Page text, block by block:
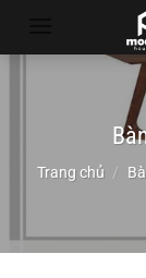
Trang chủ /